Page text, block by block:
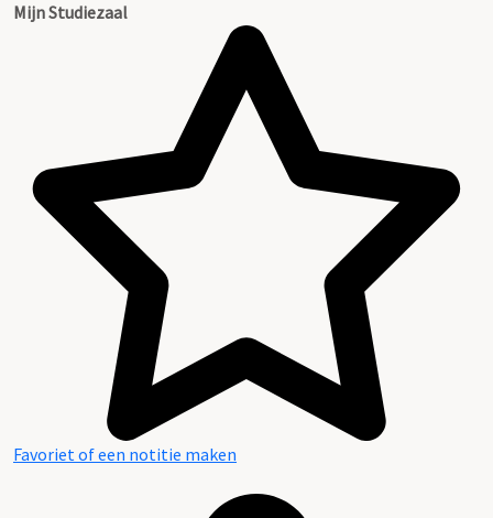
Mijn Studiezaal
Favoriet of een notitie maken